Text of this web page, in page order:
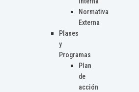
Normativa
Externa
Planes
y
Programas
Plan
de
acción